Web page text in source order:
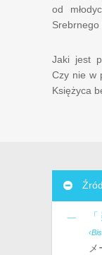
od
Srebrnego
Jaki jest
Czy nie w
Księżyca
メ